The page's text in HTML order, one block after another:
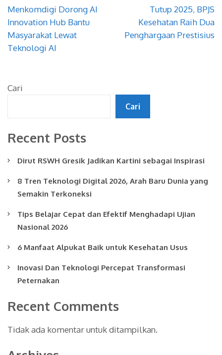
Navigasi
pos
Menkomdigi Dorong AI
Innovation Hub Bantu
Masyarakat Lewat
Teknologi AI
Tutup 2025, BPJS
Kesehatan Raih Dua
Penghargaan Prestisius
Cari
Cari
Recent Posts
Dirut RSWH Gresik Jadikan Kartini sebagai Inspirasi
8 Tren Teknologi Digital 2026, Arah Baru Dunia yang
Semakin Terkoneksi
Tips Belajar Cepat dan Efektif Menghadapi Ujian
Nasional 2026
6 Manfaat Alpukat Baik untuk Kesehatan Usus
Inovasi Dan Teknologi Percepat Transformasi
Peternakan
Recent Comments
Tidak ada komentar untuk ditampilkan.